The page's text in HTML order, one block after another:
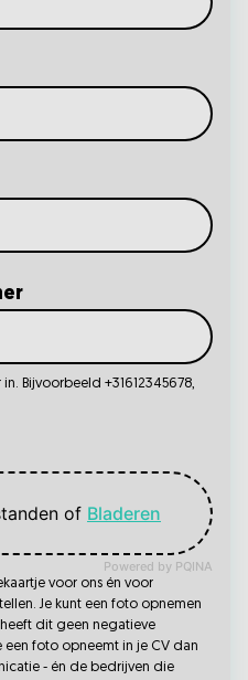
Bijvoorbeeld +31612345678,
Powered by PQINA
of Bladeren
voor ons én voor
Je kunt een foto opnemen
dit geen negatieve
foto opneemt in je CV dan
- én de bedrijven die